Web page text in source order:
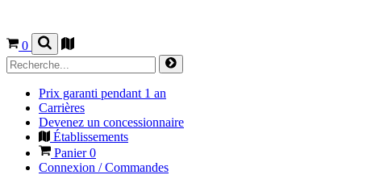
0
Prix garanti pendant 1 an
Carrières
Devenez un concessionnaire
Établissements
Panier0
Connexion / Commandes